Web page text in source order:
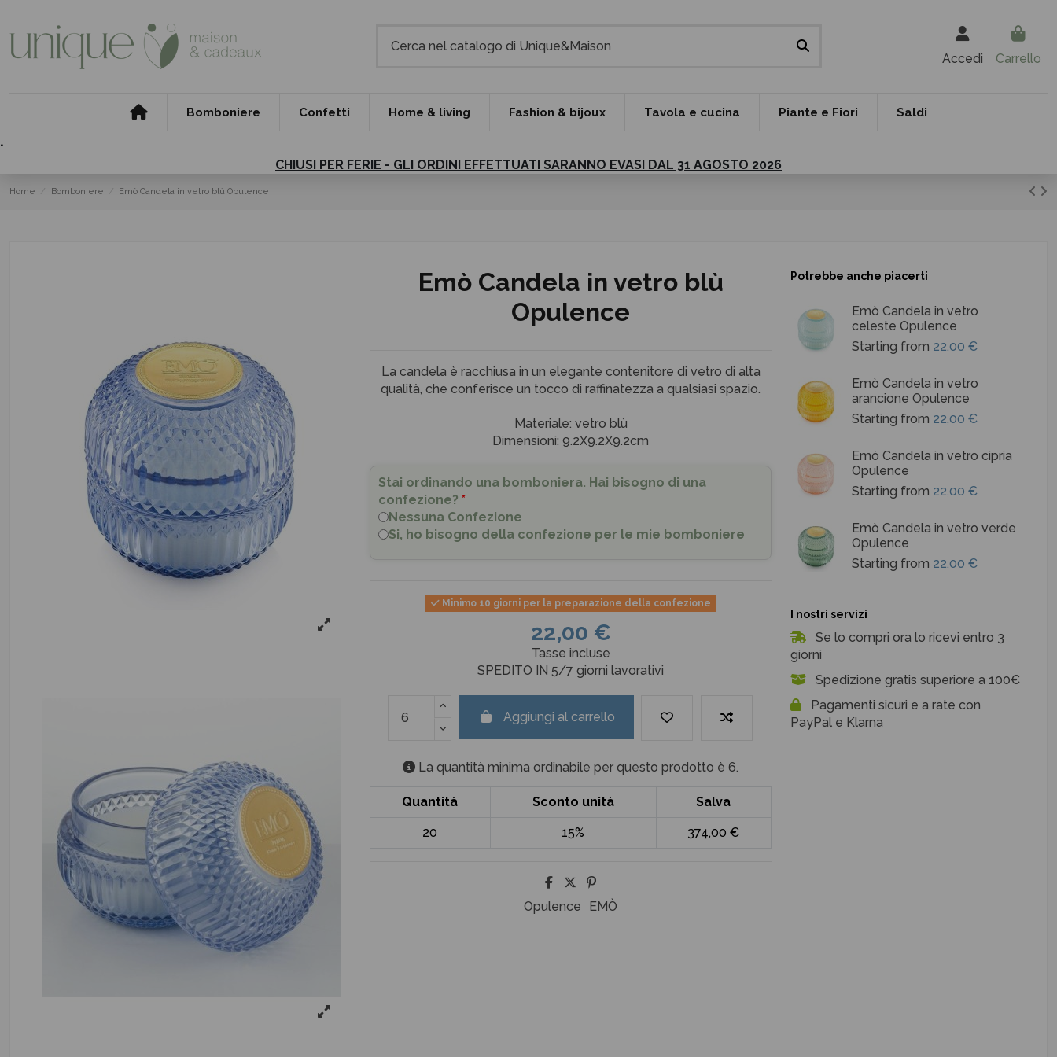
Accedi Carrello
Bomboniere Confetti Home & living Fashion & bijoux Tavola e cucina Piante e Fiori Saldi
.
CHIUSI PER FERIE - GLI ORDINI EFFETTUATI SARANNO EVASI DAL 31 AGOSTO 2026
Home Bomboniere Emò Candela in vetro blù Opulence
Emò Candela in vetro blù
Opulence
La candela è racchiusa in un elegante contenitore di vetro di alta
qualità, che conferisce un tocco di raffinatezza a qualsiasi spazio.
Materiale: vetro blù
Dimensioni: 9.2X9.2X9.2cm
Stai ordinando una bomboniera. Hai bisogno di una
confezione? *
Nessuna Confezione
Si, ho bisogno della confezione per le mie bomboniere
Minimo 10 giorni per la preparazione della confezione
22,00 €
Tasse incluse
SPEDITO IN 5/7 giorni lavorativi
Aggiungi al carrello
La quantità minima ordinabile per questo prodotto è 6.
Quantità Sconto unità Salva
20 15% 374,00 €
Opulence EMÒ
Potrebbe anche piacerti
Emò Candela in vetro
celeste Opulence
Starting from 22,00 €
Emò Candela in vetro
arancione Opulence
Starting from 22,00 €
Emò Candela in vetro cipria
Opulence
Starting from 22,00 €
Emò Candela in vetro verde
Opulence
Starting from 22,00 €
I nostri servizi
Se lo compri ora lo ricevi entro 3
giorni
Spedizione gratis superiore a 100€
Pagamenti sicuri e a rate con
PayPal e Klarna